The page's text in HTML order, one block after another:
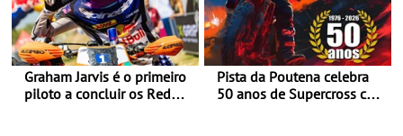
Graham Jarvis é o primeiro
piloto a concluir os Red
Pista da Poutena celebra
50 anos de Supercross com